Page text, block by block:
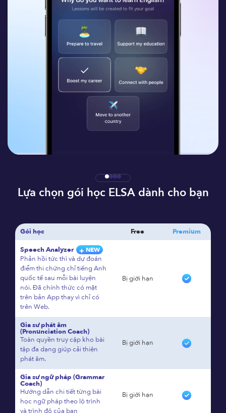
Lựa chọn gói học ELSA dành cho bạn
Gói học Free
Premium
Speech Analyzer
NEW
Phản hồi tức thì và dự đoán
điểm thi chứng chỉ tiếng Anh
quốc tế sau mỗi bài luyện
nói. Đã chính thức có mặt
trên bản App thay vì chỉ có
trên Web.
Bị giới hạn
Gia sư phát âm
(Pronunciation Coach)
Toàn quyền truy cập kho bài
tập đa dạng giúp cải thiện
phát âm.
Bị giới hạn
Gia sư ngữ pháp (Grammar
Coach)
Hướng dẫn chi tiết từng bài
học ngữ pháp theo lộ trình
và trình độ của bạn
Bị giới hạn